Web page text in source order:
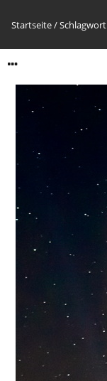
Startseite/Schlagwort